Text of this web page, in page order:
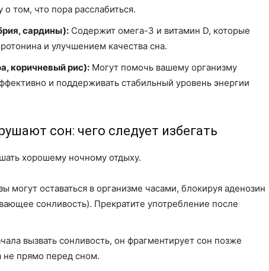
том, что пора расслабиться.
сардины): Содержит омега-3 и витамин D, которые
и улучшением качества сна.
коричневый рис): Могут помочь вашему организму
и поддерживать стабильный уровень энергии
сон: чего следует избегать
хорошему ночному отдыху.
могут оставаться в организме часами, блокируя аденозин
сонливость). Прекратите употребление после
вызвать сонливость, он фрагментирует сон позже
прямо перед сном.